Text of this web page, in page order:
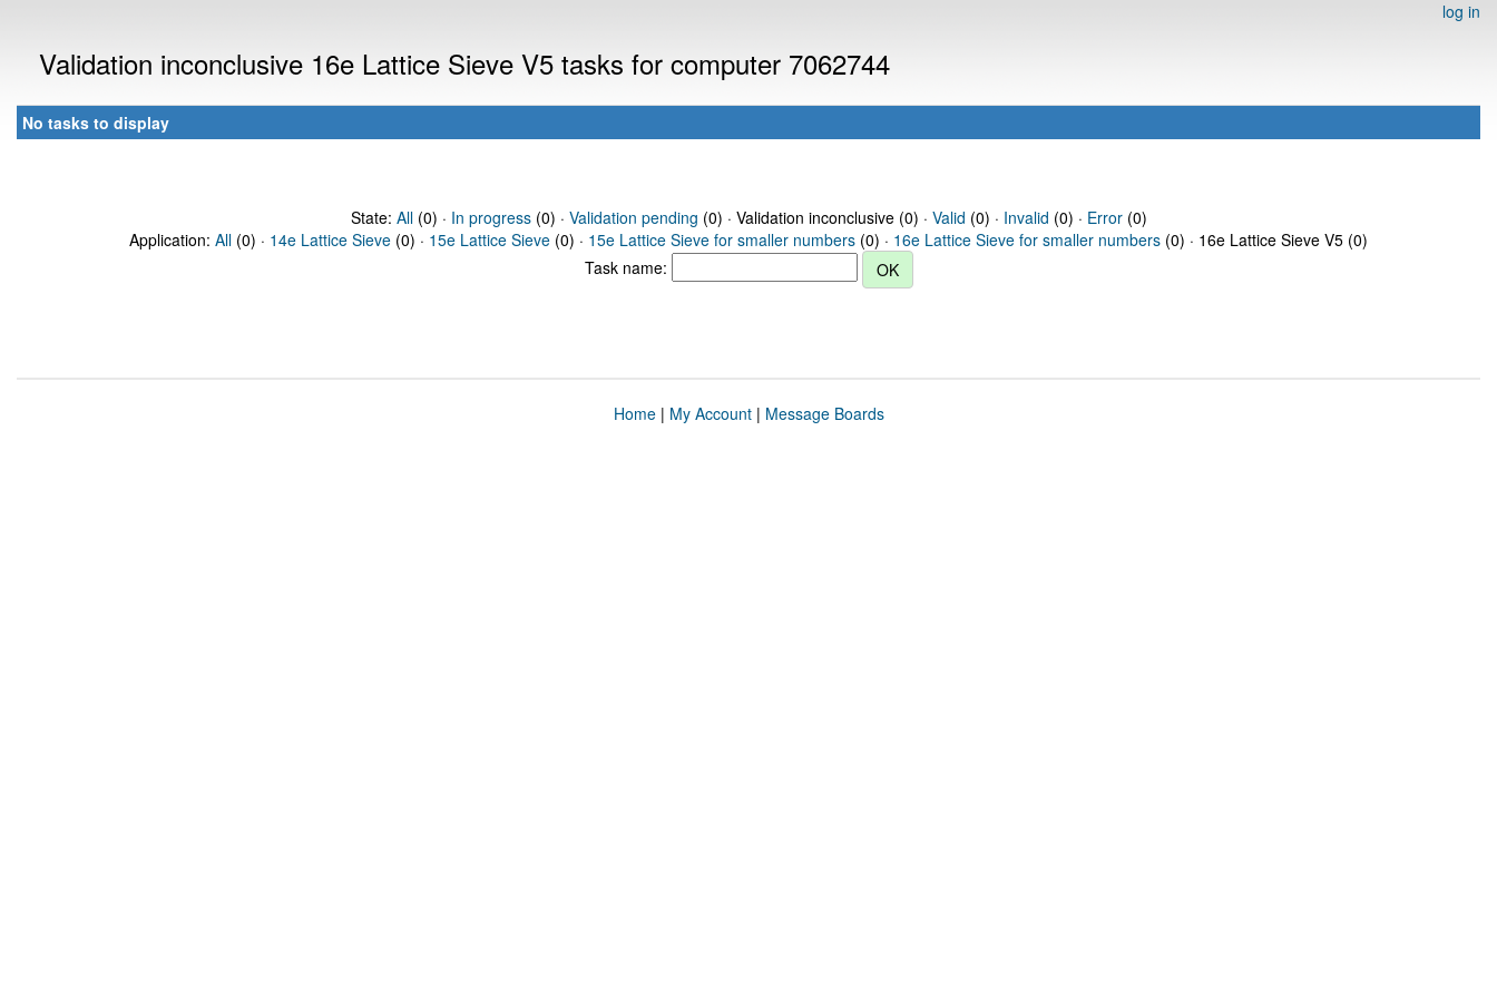
log in
Validation inconclusive 16e Lattice Sieve V5 tasks for computer 7062744
No tasks to display
State: All(0) · In progress(0) · Validation pending (0) · Validation inconclusive (0) · Valid (0) · Invalid (0) · Error(0)
Application: All (0) · 14e Lattice Sieve (0) · 15e Lattice Sieve (0) · 15e Lattice Sieve for smaller numbers (0) · 16e Lattice Sieve for smaller numbers (0) · 16e Lattice Sieve V5 (0)
Task name:
Home| My Account| Message Boards